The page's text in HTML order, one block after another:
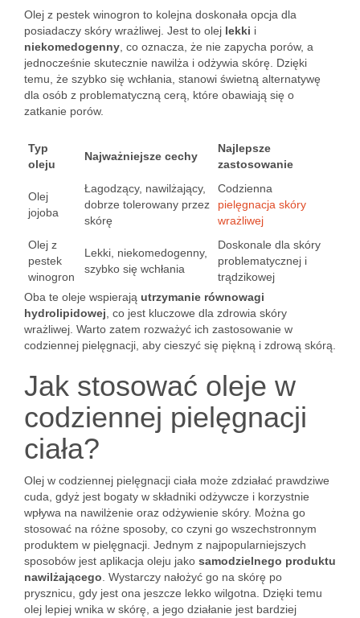
Olej z pestek winogron to kolejna doskonała opcja dla
posiadaczy skóry wrażliwej. Jest to olej lekki i
niekomedogenny , co oznacza, że nie zapycha porów, a
jednocześnie skutecznie nawilża i odżywia skórę. Dzięki
temu, że szybko się wchłania, stanowi świetną alternatywę
dla osób z problematyczną cerą, które obawiają się o
zatkanie porów.
Typ
oleju
Najważniejsze cechy
Najlepsze
zastosowanie
Olej
jojoba
Łagodzący, nawilżający,
dobrze tolerowany przez
skórę
Codzienna
pielęgnacja skóry
wrażliwej
Olej z
pestek
winogron
Lekki, niekomedogenny,
szybko się wchłania
Doskonale dla skóry
problematycznej i
trądzikowej
Oba te oleje wspierają utrzymanie równowagi
hydrolipidowej , co jest kluczowe dla zdrowia skóry
wrażliwej. Warto zatem rozważyć ich zastosowanie w
codziennej pielęgnacji, aby cieszyć się piękną i zdrową skórą.
Jak stosować oleje w
codziennej pielęgnacji
ciała?
Olej w codziennej pielęgnacji ciała może zdziałać prawdziwe
cuda, gdyż jest bogaty w składniki odżywcze i korzystnie
wpływa na nawilżenie oraz odżywienie skóry. Można go
stosować na różne sposoby, co czyni go wszechstronnym
produktem w pielęgnacji. Jednym z najpopularniejszych
sposobów jest aplikacja oleju jako samodzielnego produktu
nawilżającego . Wystarczy nałożyć go na skórę po
prysznicu, gdy jest ona jeszcze lekko wilgotna. Dzięki temu
olej lepiej wnika w skórę, a jego działanie jest bardziej